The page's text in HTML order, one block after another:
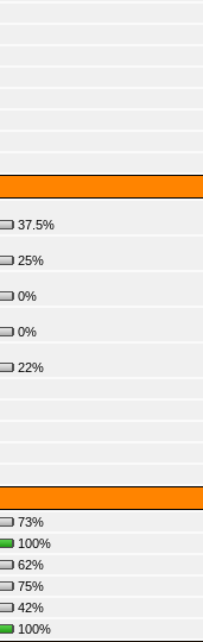
37.5%
25%
0%
0%
22%
73%
100%
62%
75%
42%
100%